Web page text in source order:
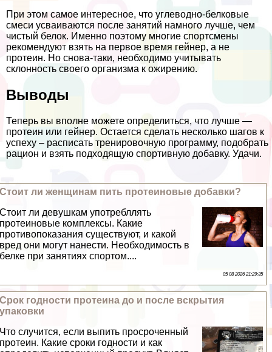
При этом самое интересное, что углеводно-белковые
смеси усваиваются после занятий намного лучше, чем
чистый белок. Именно поэтому многие спортсмены
рекомендуют взять на первое время гeйнер, а не
протеин. Но снова-таки, необходимо учитывать
склонность своего организма к ожирению.
Выводы
Теперь вы вполне можете определиться, что лучше —
протеин или гeйнер. Остается сделать несколько шагов к
успеху – расписать тренировочную программу, подобрать
рацион и взять подходящую спортивную добавку. Удачи.
Стоит ли женщинам пить протеиновые добавки?
Стоит ли дeвyшкам употрeбллять
протеиновые комплексы. Какие
противопоказания существуют, и какой
вред они могут нанести. Необходимость в
белке при занятиях спортом....
05 08 2026 21:29:35
Срок годности протеина до и после вскрытия
упаковки
Что случится, если выпить просроченный
протеин. Какие сроки годности и как